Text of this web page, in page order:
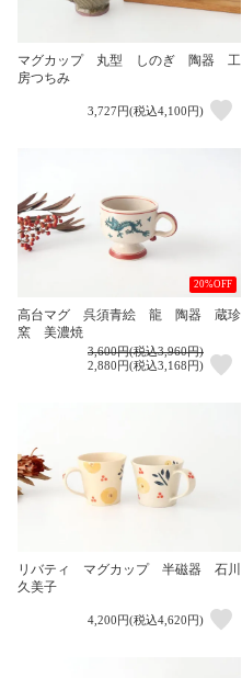
マグカップ 丸型 しのぎ 陶器 工
房つちみ
3,727円(税込4,100円)
20%OFF
高台マグ 呉須青絵 龍 陶器 蔵珍
窯 美濃焼
3,600円(税込3,960円)
2,880円(税込3,168円)
リバティ マグカップ 半磁器 石川
久美子
4,200円(税込4,620円)